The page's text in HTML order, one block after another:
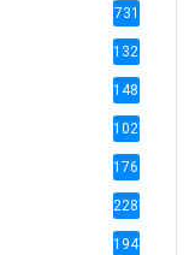
731
1321
1488
1027
1769
2287
1947